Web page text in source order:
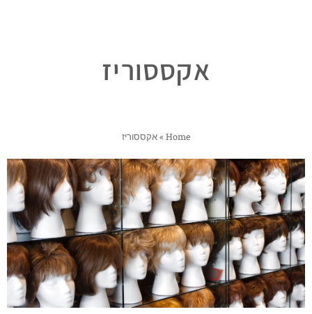
אקססוריז
Home
»אקססוריז